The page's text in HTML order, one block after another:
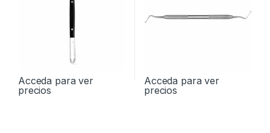
Acceda para ver
precios
Acceda para ver
precios